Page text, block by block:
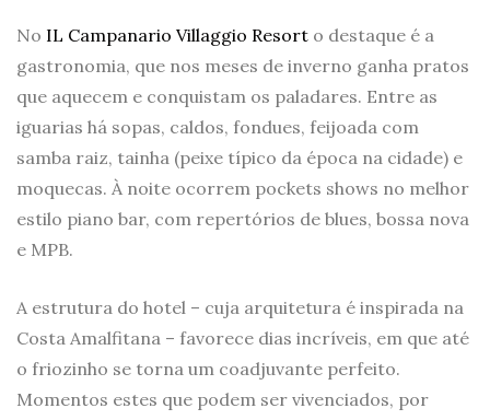
No IL Campanario Villaggio Resort o destaque é a
gastronomia, que nos meses de inverno ganha pratos
que aquecem e conquistam os paladares. Entre as
iguarias há sopas, caldos, fondues, feijoada com
samba raiz, tainha (peixe típico da época na cidade) e
moquecas. À noite ocorrem pockets shows no melhor
estilo piano bar, com repertórios de blues, bossa nova
e MPB.
A estrutura do hotel – cuja arquitetura é inspirada na
Costa Amalfitana – favorece dias incríveis, em que até
o friozinho se torna um coadjuvante perfeito.
Momentos estes que podem ser vivenciados, por